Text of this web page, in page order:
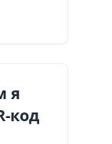
я
код